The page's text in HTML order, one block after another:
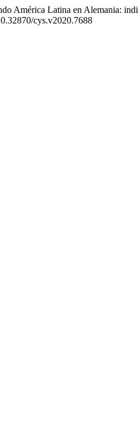
América Latina en Alemania:
cys.v2020.7688